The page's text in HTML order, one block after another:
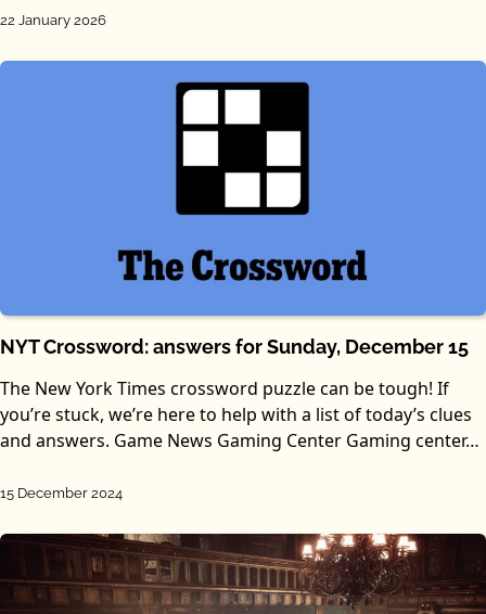
22 January 2026
NYT Crossword: answers for Sunday, December 15
The New York Times crossword puzzle can be tough! If
you’re stuck, we’re here to help with a list of today’s clues
and answers. Game News Gaming Center Gaming center…
15 December 2024